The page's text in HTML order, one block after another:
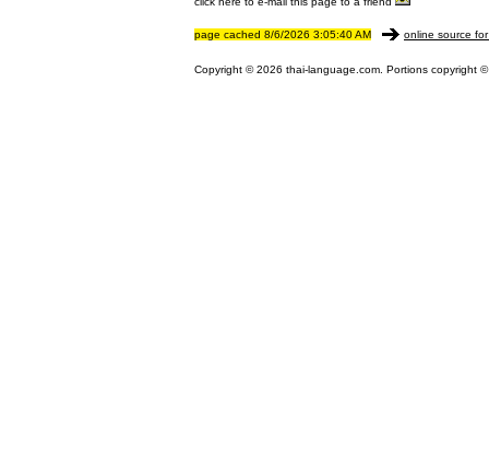
page cached 8/6/2026 3:05:40 AM online source
Copyright © 2026 thai-language.com. Portions copyright